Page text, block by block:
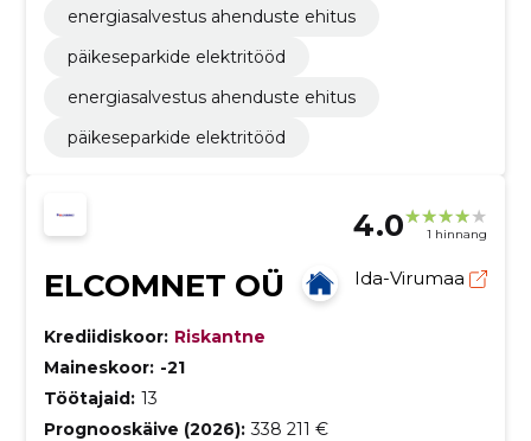
energiasalvestus ahenduste ehitus
päikeseparkide elektritööd
energiasalvestus ahenduste ehitus
päikeseparkide elektritööd
4.0 1 hinnang
ELCOMNET OÜ Ida-Virumaa
Krediidiskoor: Riskantne
Maineskoor: -21
Töötajaid: 13
Prognooskäive (2026): 338 211 €